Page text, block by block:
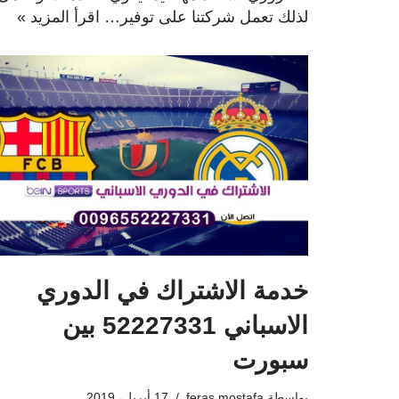
لذلك تعمل شركتنا على توفير… اقرأ المزيد »
خدمة الاشتراك في الدوري
الاسباني 52227331 بين
سبورت